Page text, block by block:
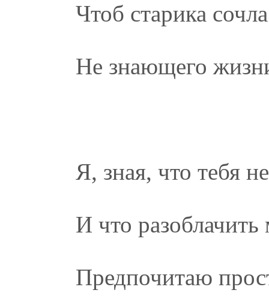
Чтоб старика
Не знающего
Я, зная, что тебя
И что
Предпочитаю